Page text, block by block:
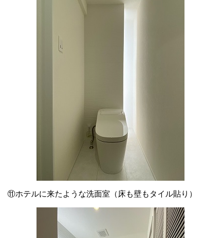
⑪ホテルに来たような洗面室（床も壁もタイル貼り）